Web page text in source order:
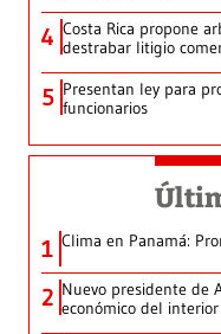
4 Costa Rica propone
destrabar litigio
5 Presentan ley para
funcionarios
1 Clima en Panamá:
2 Nuevo presidente de
económico del